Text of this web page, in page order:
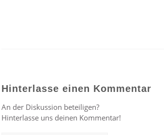
Hinterlasse einen Kommentar
An der Diskussion beteiligen?
Hinterlasse uns deinen Kommentar!